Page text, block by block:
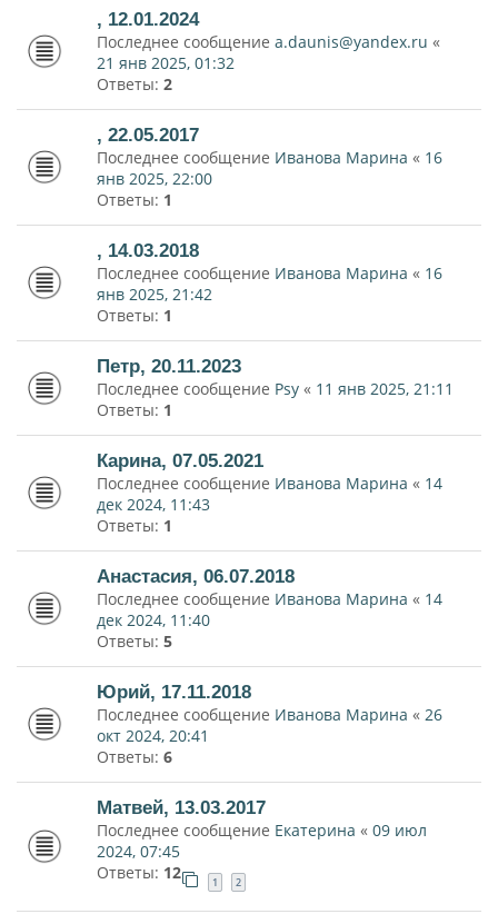
, 12.01.2024
Последнее сообщение a.daunis@yandex.ru «
21 янв 2025, 01:32
Ответы: 2
, 22.05.2017
Последнее сообщение Иванова Марина « 16
янв 2025, 22:00
Ответы: 1
, 14.03.2018
Последнее сообщение Иванова Марина « 16
янв 2025, 21:42
Ответы: 1
Петр, 20.11.2023
Последнее сообщение Psy « 11 янв 2025, 21:11
Ответы: 1
Карина, 07.05.2021
Последнее сообщение Иванова Марина « 14
дек 2024, 11:43
Ответы: 1
Анастасия, 06.07.2018
Последнее сообщение Иванова Марина « 14
дек 2024, 11:40
Ответы: 5
Юрий, 17.11.2018
Последнее сообщение Иванова Марина « 26
окт 2024, 20:41
Ответы: 6
Матвей, 13.03.2017
Последнее сообщение Екатерина « 09 июл
2024, 07:45
Ответы: 12 1 2